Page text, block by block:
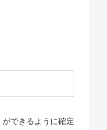
できるように確定